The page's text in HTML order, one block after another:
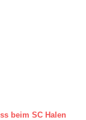
beim SC Halen